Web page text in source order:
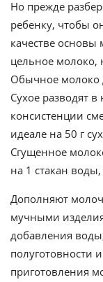
Но прежде
ребенку, чтобы
качестве основы
цельное молоко,
Обычное молоко
Сухое разводят
консистенции
идеале на 50 г
Сгущенное
на 1 стакан
Дополняют
мучными
добавления
полуготовности
приготовления